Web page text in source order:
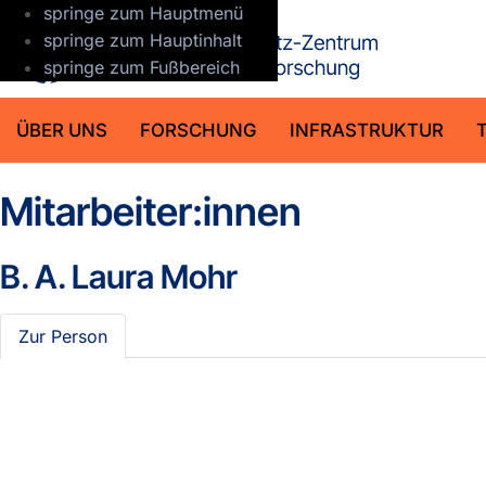
springe zum Hauptmenü
springe zum Hauptinhalt
springe zum Fußbereich
ÜBER UNS FORSCHUNG INFRASTRUKTUR
Mitarbeiter:innen
B. A.Laura Mohr
Zur Person